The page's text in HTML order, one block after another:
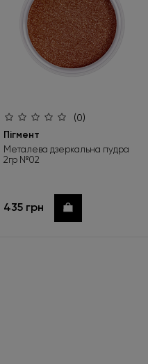
(0)
Пігмент
Металева дзеркальна пудра
2гр №02
435 грн Купити